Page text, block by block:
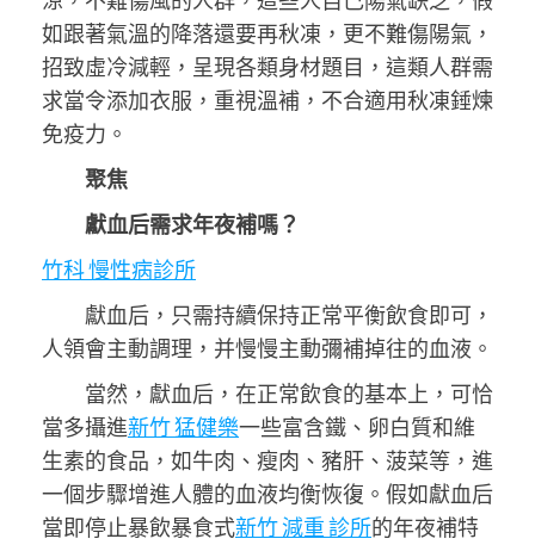
如跟著氣溫的降落還要再秋凍，更不難傷陽氣，
招致虛冷減輕，呈現各類身材題目，這類人群需
求當令添加衣服，重視溫補，不合適用秋凍錘煉
免疫力。
聚焦
獻血后需求年夜補嗎？
竹科 慢性病診所
獻血后，只需持續保持正常平衡飲食即可，
人領會主動調理，并慢慢主動彌補掉往的血液。
當然，獻血后，在正常飲食的基本上，可恰
當多攝進新竹 猛健樂一些富含鐵、卵白質和維
生素的食品，如牛肉、瘦肉、豬肝、菠菜等，進
一個步驟增進人體的血液均衡恢復。假如獻血后
當即停止暴飲暴食式新竹 減重 診所的年夜補特